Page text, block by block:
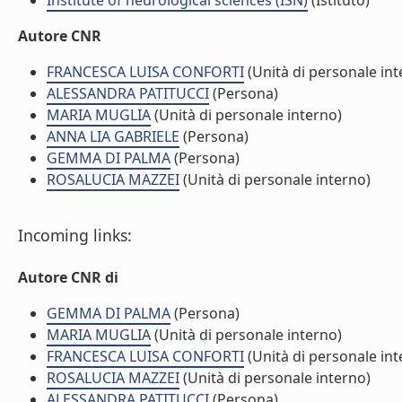
Autore CNR
FRANCESCA LUISA CONFORTI(Unità di personale
ALESSANDRA PATITUCCI(Persona)
MARIA MUGLIA(Unità di personale interno)
ANNA LIA GABRIELE (Persona)
GEMMA DI PALMA(Persona)
ROSALUCIA MAZZEI(Unità di personale interno)
Incoming links:
Autore CNR di
GEMMA DI PALMA(Persona)
MARIA MUGLIA(Unità di personale interno)
FRANCESCA LUISA CONFORTI(Unità di personale
ROSALUCIA MAZZEI(Unità di personale interno)